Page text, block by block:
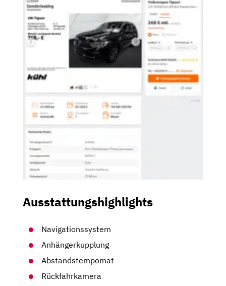
Ausstattungshighlights
Navigationssystem
Anhängerkupplung
Abstandstempomat
Rückfahrkamera